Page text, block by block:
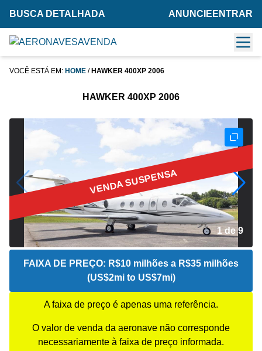
BUSCA DETALHADA ANUNCIE ENTRAR
VOCÊ ESTÁ EM: HOME / HAWKER 400XP 2006
HAWKER 400XP 2006
VENDA SUSPENSA
2 de 9
FAIXA DE PREÇO: R$10 milhões a R$35 milhões
(US$2mi to US$7mi)
A faixa de preço é apenas uma referência.
O valor de venda da aeronave não corresponde
necessariamente à faixa de preço informada.